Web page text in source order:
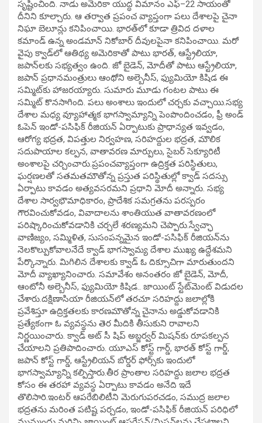
సృష్టించింది. నాడు అమెరికా యుద్ధ విమానం ఎఫ్‌–22 సాయంతో
దీనిని కూల్చారు. ఆ తర్వాత ప్రపంచ వ్యాప్తంగా పలు దేశాలపై చైనా
నిఘా బెలూన్లు కనిపించాయి. భారత్‌లో కూడా త్రివిద దళాల
కమాండ్‌ ఉన్న అండమాన్‌ నికోబార్‌ దీవులపైనా కనిపించాయి. మరో
వైపు క్వాడ్‌లో ఆతిథ్య అమెరికాతో పాటు భారత్, ఆస్ట్రేలియా,
జపాన్‌లకు సభ్యత్వం ఉంది. జో బైడెన్‌, మోదీతో పాటు ఆస్ట్రేలియా,
జపాన్ ప్రధానమంత్రులు ఆంథోని అల్బెనీస్, ఫ్యుమియో కిషిడ ఈ
సమ్మిట్‌కు హాజరయ్యారు. సుమారు మూడు గంటల పాటు ఈ
సమ్మిట్ కొనసాగింది. పలు అంశాలు ఇందులో చర్చకు వచ్చాయి.సభ్య
దేశాల మధ్య వ్యూహాత్మక భాగస్వామ్యాన్ని పెంపొందించడం, ఫ్రీ అండ్
ఓపెన్ ఇండో-పసిఫిక్ రీజియన్‌ ఏర్పాటుకు ప్రాధాన్యత ఇవ్వడం,
ఆరోగ్య భద్రత, విపత్తుల నిర్వహణ, సరిహద్దుల భద్రత, మౌలిక
సదుపాయాల కల్పన, వాతావరణ మార్పులు, సైబర్ సెక్యూరిటీ
అంశాలపై చర్చించారు.ప్రపంచవ్యాప్తంగా ఉద్రిక్తత పరిస్థితులు,
ఘర్షణలతో సతమతమౌతోన్న ప్రస్తుత పరిస్థితుల్లో క్వాడ్ సదస్సు
ఏర్పాటు కావడం అత్యవసరమని ప్రధాని మోదీ అన్నారు. సభ్య
దేశాల సార్వభౌమాధికారం, ప్రాదేశిక సమగ్రతను పరస్పరం
గౌరవించుకోవడం, వివాదాలను శాంతియుత వాతావరణంలో
పరిష్కారించుకోవడానికి చర్చలే శరణ్యమని చెప్పారు.స్వేచ్ఛా
వాణిజ్యం, సమ్మిళిత, సుసంపన్నమైన ఇండో-పసిఫిక్ రీజియన్‌ను
నెలకొల్పుకోవాలనేదే క్వాడ్ భాగస్వామ్య దేశాల ముఖ్య ఉద్దేశమని
పేర్కొన్నారు. మిగిలిన దేశాలకు క్వాడ్ ఓ దిక్సూచిగా మారుతుందని
మోదీ వ్యాఖ్యానించారు. సమావేశం అనంతరం జో బైడెన్, మోదీ,
ఆంటోనీ అల్బెనీస్, ఫ్యుమియో కిషిడ.. జాయింట్ స్టేట్‌మెంట్ విడుదల
చేశారు.దక్షిణాసియా రీజియన్‌లో తరచూ సరిహద్దు జలాల్లోకి
ప్రవేశిస్తూ ఉద్రిక్తతలకు కారణమౌతోన్న చైనాను అడ్డుకోవడానికి
ప్రత్యేకంగా ఓ వ్యవస్థను తెర మీదికి తీసుకుని రావాలని
నిర్ణయించారు. క్వాడ్ అట్ సీ షిప్ అబ్జర్వర్ మిషన్‌కు రూపకల్పన
చేయాలని ప్రతిపాదించారు. యూఎస్ కోస్ట్ గార్డ్, భారత్ కోస్ట్ గార్డ్,
జపాన్ కోస్ట్ గార్డ్, ఆస్ట్రేలియన్ బోర్డర్ ఫోర్స్‌కు ఇందులో
భాగస్వామ్యాన్ని కల్పిస్తారు.తీర ప్రాంతాల సరిహద్దు జలాల భద్రత
కోసం ఈ తరహా వ్యవస్థ ఏర్పాటు కావడం అనేది ఇదే
తొలిసారి.ఇంటర్‌ ఆపరేబిలిటీని మెరుగుపరచడం, సముద్ర జలాల
భద్రతను మరింత పటిష్ట పర్చడం, ఇండో-పసిఫిక్ రీజియన్ పరిధిలో